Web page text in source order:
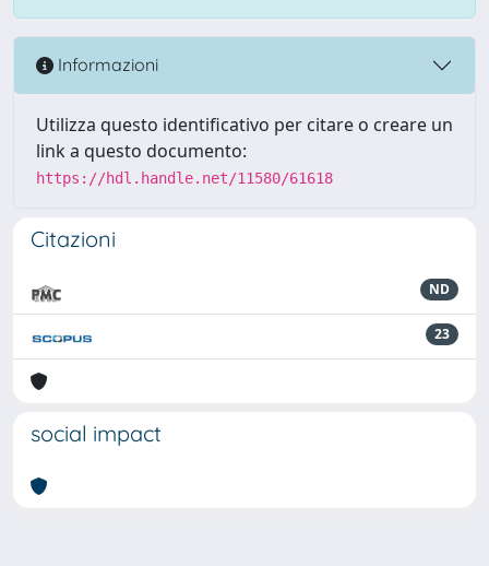
Informazioni
Utilizza questo identificativo per citare o creare un
link a questo documento:
https://hdl.handle.net/11580/61618
Citazioni
ND
23
social impact